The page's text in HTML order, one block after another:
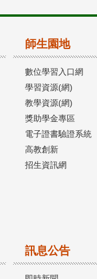
師生園地
數位學習入口網
學習資源(網)
教學資源(網)
獎助學金專區
電子證書驗證系統
高教創新
招生資訊網
訊息公告